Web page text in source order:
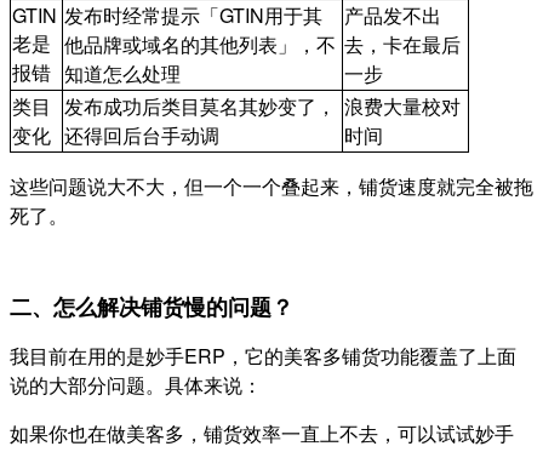
GTIN
老是
报错
发布时经常提示「GTIN用于其
他品牌或域名的其他列表」，不
知道怎么处理
产品发不出
去，卡在最后
一步
类目
变化
发布成功后类目莫名其妙变了，
还得回后台手动调
浪费大量校对
时间
这些问题说大不大，但一个一个叠起来，铺货速度就完全被拖
死了。
二、怎么解决铺货慢的问题？
我目前在用的是妙手ERP，它的美客多铺货功能覆盖了上面
说的大部分问题。具体来说：
如果你也在做美客多，铺货效率一直上不去，可以试试妙手